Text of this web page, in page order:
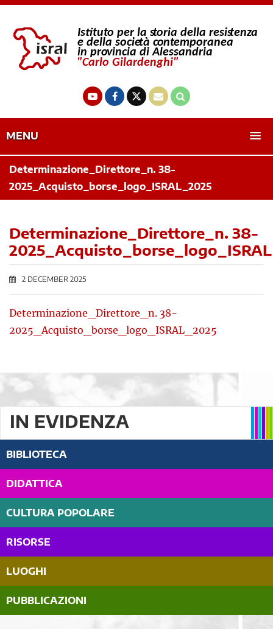
MENU
Determinazione_Direttore_n. 38-
2025_Acquisto_borse_logo_ISRAL_2025
Determinazione_Direttore_n. 38-
2 DECEMBER 2025
Determinazione_Direttore_n. 38-
2025_Acquisto_borse_logo_ISRAL_2025
IN EVIDENZA
BIBLIOTECA
DIDATTICA
CULTURA POPOLARE
RISORSE
LUOGHI
PUBBLICAZIONI